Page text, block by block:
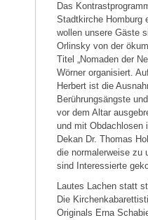
Das
Stadtkirche Homburg
wollen unsere Gäste
Orlinsky von der
Titel „Nomaden der
Wörner organisiert.
Herbert ist die
Berührungsängste
vor dem Altar
und mit Obdachlosen
Dekan Dr. Thomas
die normalerweise zu
sind Interessierte
Lautes Lachen statt
Die
Originals Erna